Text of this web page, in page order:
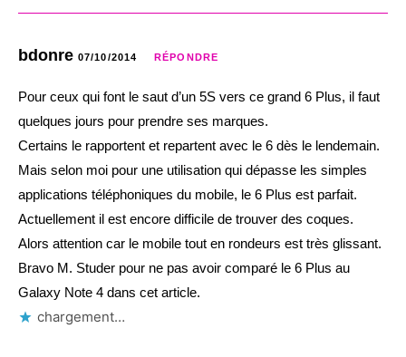
bdonre 07/10/2014 RÉPONDRE
Pour ceux qui font le saut d’un 5S vers ce grand 6 Plus, il faut
quelques jours pour prendre ses marques.
Certains le rapportent et repartent avec le 6 dès le lendemain.
Mais selon moi pour une utilisation qui dépasse les simples
applications téléphoniques du mobile, le 6 Plus est parfait.
Actuellement il est encore difficile de trouver des coques.
Alors attention car le mobile tout en rondeurs est très glissant.
Bravo M. Studer pour ne pas avoir comparé le 6 Plus au
Galaxy Note 4 dans cet article.
chargement…